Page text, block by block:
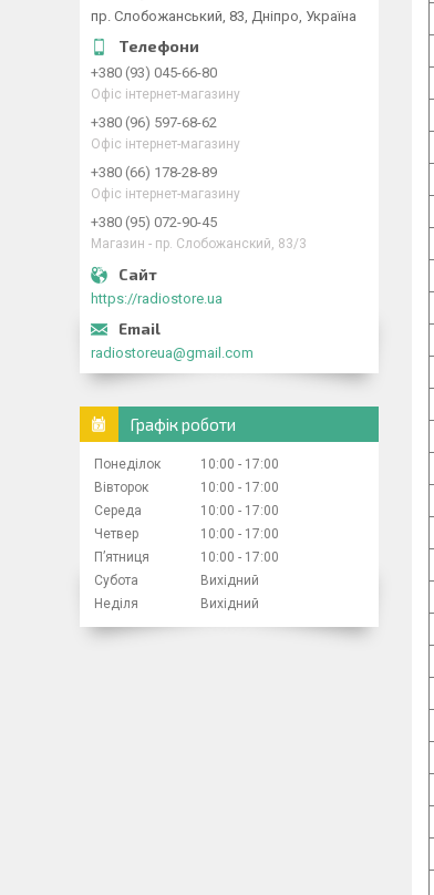
пр. Слобожанський, 83, Дніпро, Україна
+380 (93) 045-66-80
Офіс інтернет-магазину
+380 (96) 597-68-62
Офіс інтернет-магазину
+380 (66) 178-28-89
Офіс інтернет-магазину
+380 (95) 072-90-45
Магазин - пр. Слобожанский, 83/3
https://radiostore.ua
radiostoreua@gmail.com
Графік роботи
Понеділок 10:00
17:00
Вівторок
10:00
17:00
Середа
10:00
17:00
Четвер
10:00
17:00
Пʼятниця
10:00
17:00
Субота
Вихідний
Неділя
Вихідний